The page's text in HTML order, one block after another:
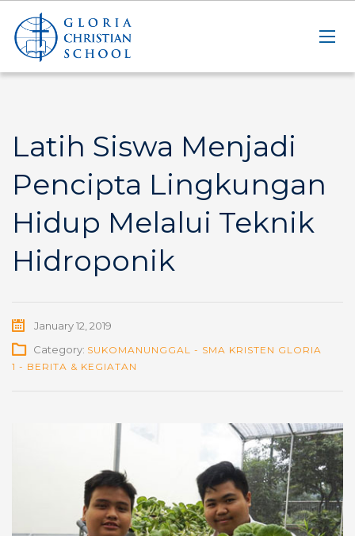
Latih Siswa Menjadi
Pencipta Lingkungan
Hidup Melalui Teknik
Hidroponik
January 12, 2019
Category: SUKOMANUNGGAL - SMA KRISTEN GLORIA
1 - BERITA & KEGIATAN